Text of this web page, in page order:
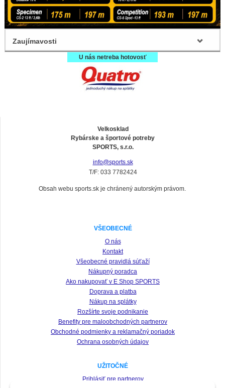
Zaujímavosti
U nás netreba hotovosť
Velkosklad
Rybárske a športové potreby
SPORTS, s.r.o.
info@sports.sk
T/F: 033 7782424
Obsah webu sports.sk je chránený autorským právom.
VŠEOBECNÉ
O nás
Kontakt
Všeobecné pravidlá súťaží
Nákupný poradca
Ako nakupovať v E Shop SPORTS
Doprava a platba
Nákup na splátky
Rozšírte svoje podnikanie
Benefity pre maloobchodných partnerov
Obchodné podmienky a reklamačný poriadok
Ochrana osobných údajov
UŽITOČNÉ
Prihlásiť pre partnerov